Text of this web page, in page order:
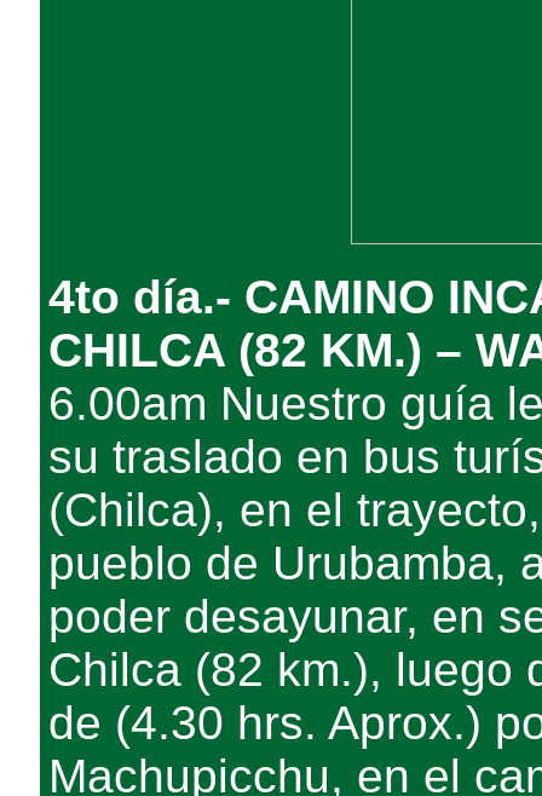
4to día.- CAMINO
CHILCA (82 KM.) –
6.00am Nuestro guía
su traslado en bus
(Chilca), en el
pueblo de Urubamba,
poder desayunar, en
Chilca (82 km.), luego
de (4.30 hrs. Aprox.)
Machupicchu, en el